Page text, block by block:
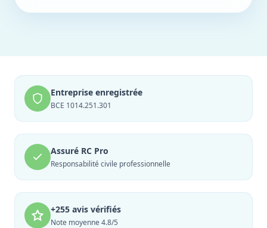
Entreprise enregistrée
BCE 1014.251.301
Assuré RC Pro
Responsabilité civile professionnelle
+255 avis vérifiés
Note moyenne 4.8/5